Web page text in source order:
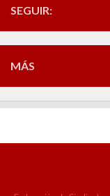
SEGUIR:
MÁS